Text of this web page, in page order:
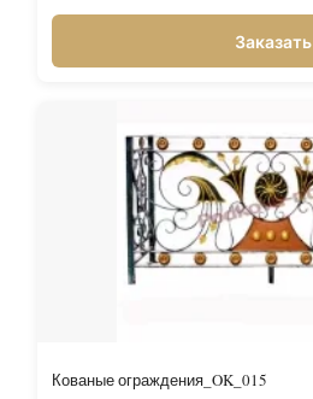
Заказать
Кованые ограждения_OK_015